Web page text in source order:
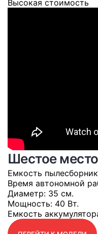
Высокая стоимость
Шестое
Емкость
Время автономной
Диаметр: 35 см.
Мощность: 40 Вт.
Емкость